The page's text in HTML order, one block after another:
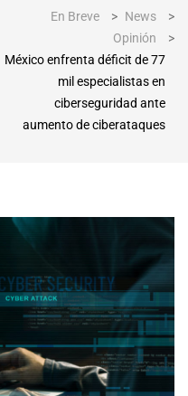
En Breve > News
>
Opinión
>
México enfrenta déficit de 77
mil especialistas en
ciberseguridad ante
aumento de ciberataques